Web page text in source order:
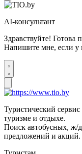
AI-консультант
Здравствуйте! Готова
Напишите мне, если у
Туристический
туризме и отдыхе.
Поиск автобусных, ж/
предложений и акций.